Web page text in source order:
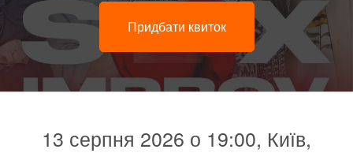
Придбати квиток
13 серпня 2026 о 19:00, Київ,